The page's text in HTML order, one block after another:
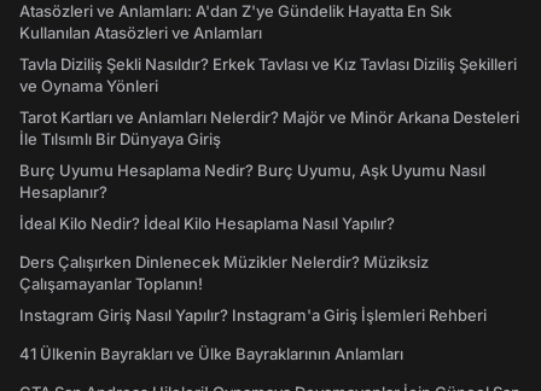
Atasözleri ve Anlamları: A'dan Z'ye Gündelik Hayatta En Sık
Kullanılan Atasözleri ve Anlamları
Tavla Diziliş Şekli Nasıldır? Erkek Tavlası ve Kız Tavlası Diziliş Şekilleri
ve Oynama Yönleri
Tarot Kartları ve Anlamları Nelerdir? Majör ve Minör Arkana Desteleri
İle Tılsımlı Bir Dünyaya Giriş
Burç Uyumu Hesaplama Nedir? Burç Uyumu, Aşk Uyumu Nasıl
Hesaplanır?
İdeal Kilo Nedir? İdeal Kilo Hesaplama Nasıl Yapılır?
Ders Çalışırken Dinlenecek Müzikler Nelerdir? Müziksiz
Çalışamayanlar Toplanın!
Instagram Giriş Nasıl Yapılır? Instagram'a Giriş İşlemleri Rehberi
41 Ülkenin Bayrakları ve Ülke Bayraklarının Anlamları